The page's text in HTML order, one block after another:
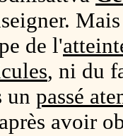
de l'
, ni du
un passé
avoir